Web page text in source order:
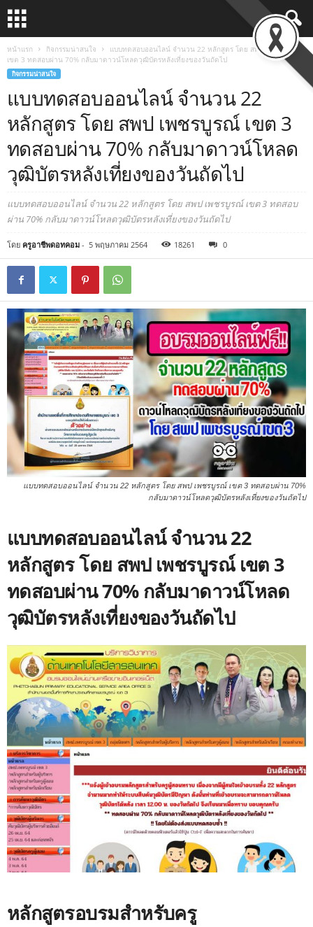
หน้าแรก กิจกรรมน่าสนใจ
แบบทดสอบออนไลน์ จำนวน 22 หลักสูตร โดย สพป เพชรบูรณ์
เขต 3 ทดสอบผ่าน 70% กลับมาดาวน์โหลดวุฒิบัตรหลังเที่ยงของวันถัดไป
กิจกรรมน่าสนใจ
แบบทดสอบออนไลน์ จำนวน 22
หลักสูตร โดย สพป เพชรบูรณ์ เขต 3
ทดสอบผ่าน 70% กลับมาดาวน์โหลด
วุฒิบัตรหลังเที่ยงของวันถัดไป
แบบทดสอบออนไลน์ จำนวน 22 หลักสูตร โดย สพป เพชรบูรณ์ เขต 3 ทดสอบ
ผ่าน 70% กลับมาดาวน์โหลดวุฒิบัตรหลังเที่ยงของวันถัดไป
โดย ครูอาชีพดอทคอม - 5 พฤษภาคม 2564 18261 0
แบบทดสอบออนไลน์ จำนวน 22 หลักสูตร โดย สพป เพชรบูรณ์ เขต 3 ทดสอบผ่าน 70%
กลับมาดาวน์โหลดวุฒิบัตรหลังเที่ยงของวันถัดไป
แบบทดสอบออนไลน์ จำนวน 22
หลักสูตร โดย สพป เพชรบูรณ์ เขต 3
ทดสอบผ่าน 70% กลับมาดาวน์โหลด
วุฒิบัตรหลังเที่ยงของวันถัดไป
หลักสูตรอบรมสำหรับครู